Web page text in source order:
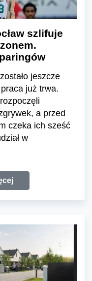
szlifuje
jeszcze
już trwa.
a przed
czeka ich sześć
w